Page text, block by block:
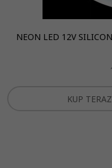
NEON LED 12V
KUP